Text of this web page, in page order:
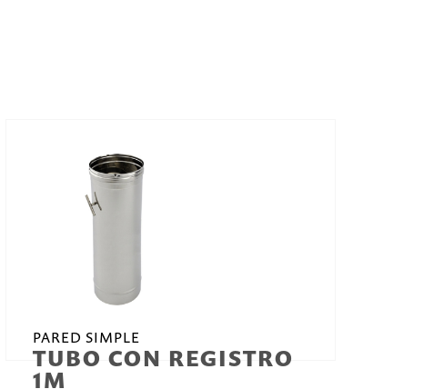
PARED SIMPLE
TUBO CON REGISTRO
1M